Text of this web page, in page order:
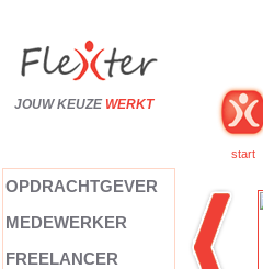
JOUW KEUZE WERKT
start
OPDRACHTGEVER
MEDEWERKER
FREELANCER